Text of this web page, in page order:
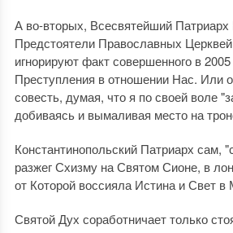
А во-вторых, Всесвятейший Патриарх
Предстоятели Православных
игнорируют факт совершенного в
Преступления в отношении Нас. Или
совесть, думая, что я по своей воле
добиваясь и вымаливая место на
Константинопольский Патриарх сам,
разжег Схизму на Святом Сионе, в
от Которой воссияла Истина и Свет в
Святой Дух соработничает только